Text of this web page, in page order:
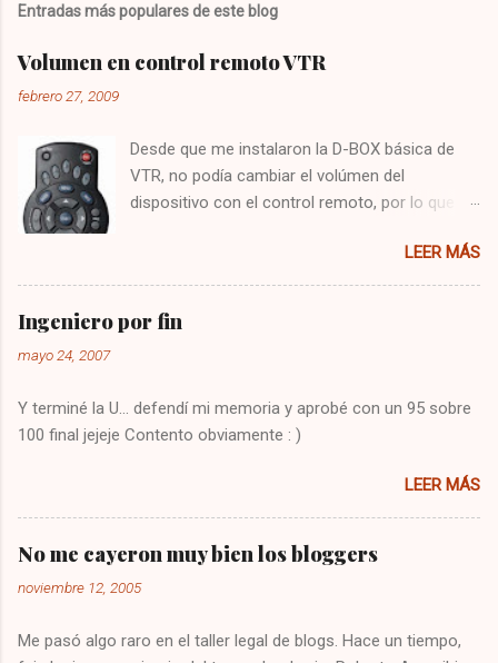
Entradas más populares de este blog
Volumen en control remoto VTR
febrero 27, 2009
Desde que me instalaron la D-BOX básica de
VTR, no podía cambiar el volúmen del
dispositivo con el control remoto, por lo que
audio, y el de VTR para cambiar los canales,
algo bastante molesto. Hoy me puse a buscar
en google y encontré la solución : Presionar
una vez la tecla CBL Presionar sin soltar la
Dejo constancia de la solución por si alguien
más tiene el mismo problema, y también para
LEER MÁS
Ingeniero por fin
mayo 24, 2007
Y terminé la U... defendí mi memoria y aprobé con un 95 sobre
100 final jejeje Contento obviamente : )
LEER MÁS
No me cayeron muy bien los bloggers
noviembre 12, 2005
Me pasó algo raro en el taller legal de blogs. Hace un tiempo,